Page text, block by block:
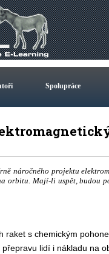
Spolupráce
náročného projektu
orbitu. Mají-li uspět, budou
raket s chemickým
lidí i nákladu na